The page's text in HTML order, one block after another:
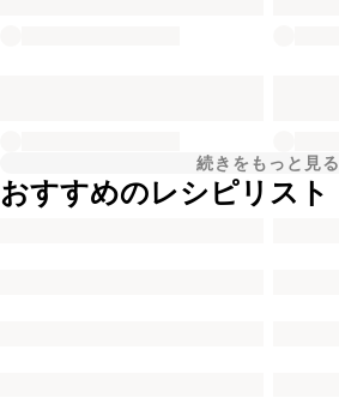
続きをもっと見る
おすすめのレシピリスト